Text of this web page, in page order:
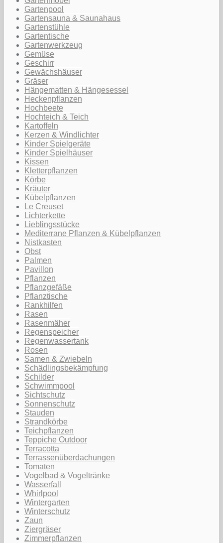
Gartenpool
Gartensauna & Saunahaus
Gartenstühle
Gartentische
Gartenwerkzeug
Gemüse
Geschirr
Gewächshäuser
Gräser
Hängematten & Hängesessel
Heckenpflanzen
Hochbeete
Hochteich & Teich
Kartoffeln
Kerzen & Windlichter
Kinder Spielgeräte
Kinder Spielhäuser
Kissen
Kletterpflanzen
Körbe
Kräuter
Kübelpflanzen
Le Creuset
Lichterkette
Lieblingsstücke
Mediterrane Pflanzen & Kübelpflanzen
Nistkasten
Obst
Palmen
Pavillon
Pflanzen
Pflanzgefäße
Pflanztische
Rankhilfen
Rasen
Rasenmäher
Regenspeicher
Regenwassertank
Rosen
Samen & Zwiebeln
Schädlingsbekämpfung
Schilder
Schwimmpool
Sichtschutz
Sonnenschutz
Stauden
Strandkörbe
Teichpflanzen
Teppiche Outdoor
Terracotta
Terrassenüberdachungen
Tomaten
Vogelbad & Vogeltränke
Wasserfall
Whirlpool
Wintergarten
Winterschutz
Zaun
Ziergräser
Zimmerpflanzen